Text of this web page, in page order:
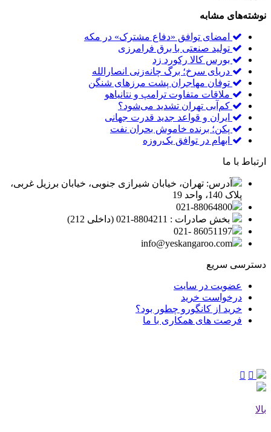
نوشته‌های مشابه
امضای توافق «دفاع مشترک» در مکه
تولید صنعتی با برق فرامرزی
بورس کالا رکورد زد
دریای سرخ؛ برگ چانه‌زنی انصارالله
توفان مهاجران پشت مرزهای شنگن
ملاقات متفاوت ترامپ و نتانیاهو
کم‌آبی تهران تشدید می‌شود؟
ایران و قواعد جدید قدرت جهانی
پکن؛ برنده خاموش بحران نفت
ابهام در توافق یک‌روزه
ارتباط با ما
آدرس: تهران، خیابان شیرازی جنوبی، خیابان برزیل غربی،
پلاک 140، واحد 19
021-88064800
بخش صادرات : 8804211-021 (داخلی 212)
86051197 -021
info@yeskangaroo.com
دسترسی سریع
عضویت در سایت
درخواست خرید
خرید از کانگورو چطور بود؟
فرصت های همکاری با ما
بالا